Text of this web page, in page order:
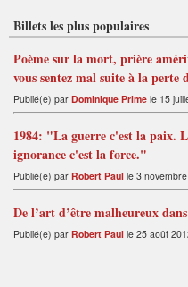
Billets les plus populaires
Poème sur la mort, prière
vous sentez mal suite à la perte
Publié(e) par Dominique Prime le 15
1984: "La guerre c'est la paix.
ignorance c'est la force."
Publié(e) par Robert Paul le 3
De l’art d’être malheureux
Publié(e) par Robert Paul le 25 août